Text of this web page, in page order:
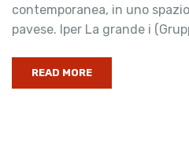
contemporanea, in uno
pavese. Iper La grande i
READ MORE